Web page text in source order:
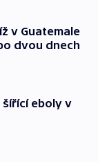
v Guatemale
dvou dnech
eboly v